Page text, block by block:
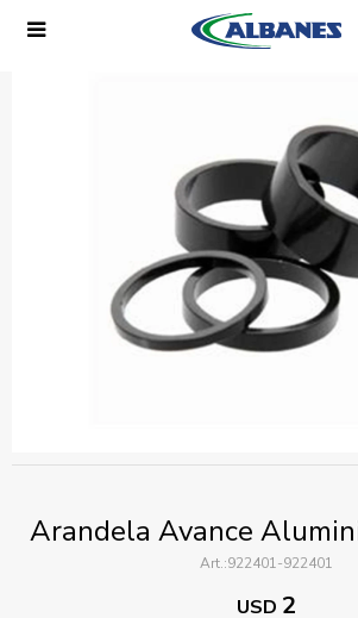

Arandela Avance
922401-922401
USD 2
Correo electrónico